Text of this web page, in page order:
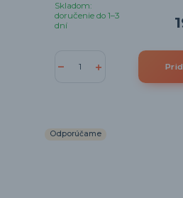
Skladom:
doručenie do 1–3
dní
Odporúčame